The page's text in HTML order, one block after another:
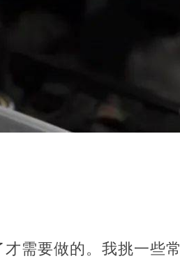
需要做的。我挑一些常